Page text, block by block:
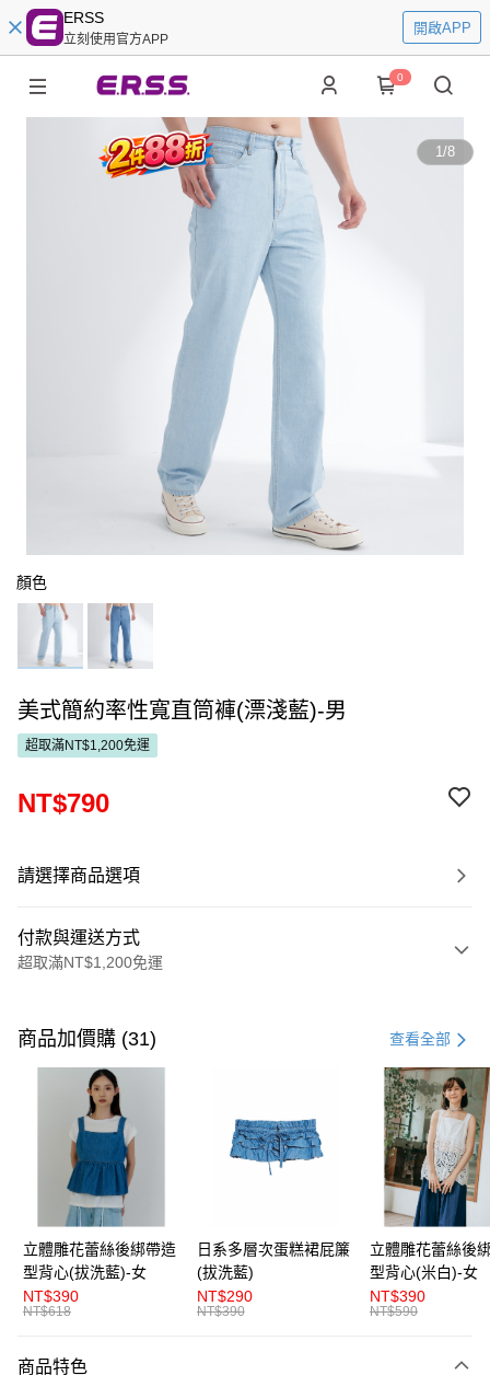
ERSS
立刻使用官方APP
開啟APP
0
1/8
顏色
美式簡約率性寬直筒褲(漂淺藍)-男
超取滿NT$1,200免運
NT$790
請選擇商品選項
付款與運送方式
超取滿NT$1,200免運
信用卡一次付款
超商取貨付款
LINE Pay
Apple Pay
街口支付
悠遊付
AFTEE先享後付
相關說明
便利好安心！
商品加價購 (31) 查看全部
立體雕花蕾絲後綁帶造
型背心(拔洗藍)-女
NT$390
NT$618
日系多層次蛋糕裙屁簾
(拔洗藍)
NT$290
NT$390
立體雕花蕾絲後
型背心(米白)-女
NT$390
NT$590
商品特色